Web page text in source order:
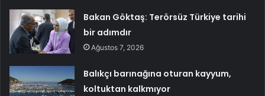
Bakan Göktaş: Terörsüz Türkiye tarihi
bir adımdır
Ağustos 7, 2026
Balıkçı barınağına oturan kayyum,
koltuktan kalkmıyor